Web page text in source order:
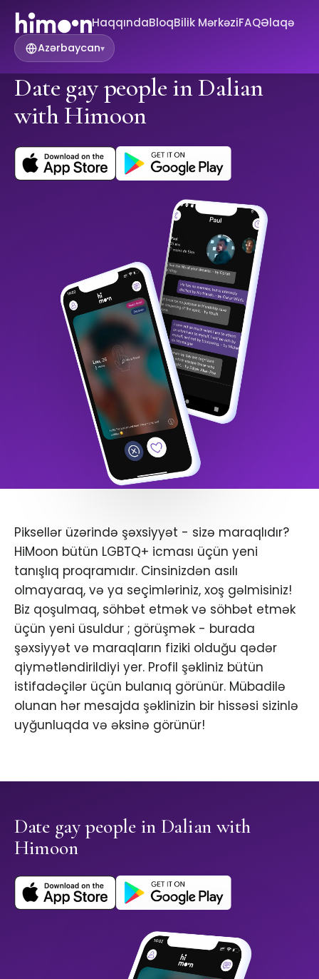
HaqqındaBloqBilik MərkəziFAQƏlaqə
Azərbaycan▾
Date gay people in Dalian
with Himoon
Piksellər üzərində şəxsiyyət - sizə maraqlıdır?
HiMoon bütün LGBTQ+ icması üçün yeni
tanışlıq proqramıdır. Cinsinizdən asılı
olmayaraq, və ya seçimləriniz, xoş gəlmisiniz!
Biz qoşulmaq, söhbət etmək və söhbət etmək
üçün yeni üsuldur ; görüşmək - burada
şəxsiyyət və maraqların fiziki olduğu qədər
qiymətləndirildiyi yer. Profil şəkliniz bütün
istifadəçilər üçün bulanıq görünür. Mübadilə
olunan hər mesajda şəklinizin bir hissəsi sizinlə
uyğunluqda və əksinə görünür!
Date gay people in Dalian with
Himoon